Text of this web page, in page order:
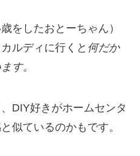
をしたおとーちゃん）
ルディに行くと 何だか
す。
DIY好きがホームセンタ
似ているのかもです。